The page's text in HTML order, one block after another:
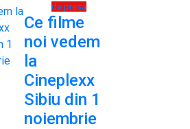
de presa
Ce filme
noi vedem
la
Cineplexx
Sibiu din 1
noiembrie